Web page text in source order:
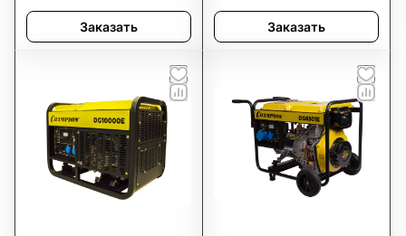
Заказать Заказать